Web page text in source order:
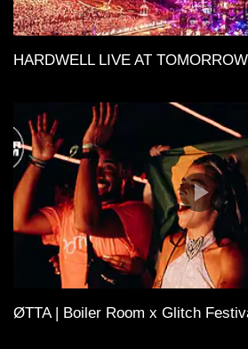
HARDWELL LIVE AT
ØTTA | Boiler Room x Glitch